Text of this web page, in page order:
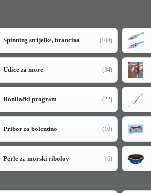
Spinning strijelke, brancina (104)
Udice za more (34)
Ronilački program (22)
Pribor za bolentino (10)
Perle za morski ribolov (6)